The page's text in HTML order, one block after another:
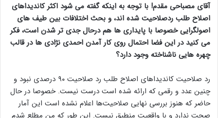
آقای مصباحی مقدم! با توجه به اینکه گفته می شود اکثر کاندیداهای
اصلاح طلب ردصلاحیت شده اند، و بحث اختلافات بین طیف های
اصولگرایی خصوصا با پایداری ها هم درحال جدی تر شدن است، فکر
می کنید در این فضا احتمال روی کار آمدن احمدی نژادی ها در قالب
چهره هایی ناشناخته وجود دارد؟
رد صلاحیت کاندیداهای اصلاح طلب رد صلاحیت ۹۰ درصدی نبود و
چنین عدد و رقمی که ارائه شده است درست نیست. خصوصا در حال
حاضر که هنوز بررسی نهایی صلاحیت‌ها اعلام نشده است این آمار
صحت ندارد و با واقعیت منطبق نیست. این طور که من مطلع شدم